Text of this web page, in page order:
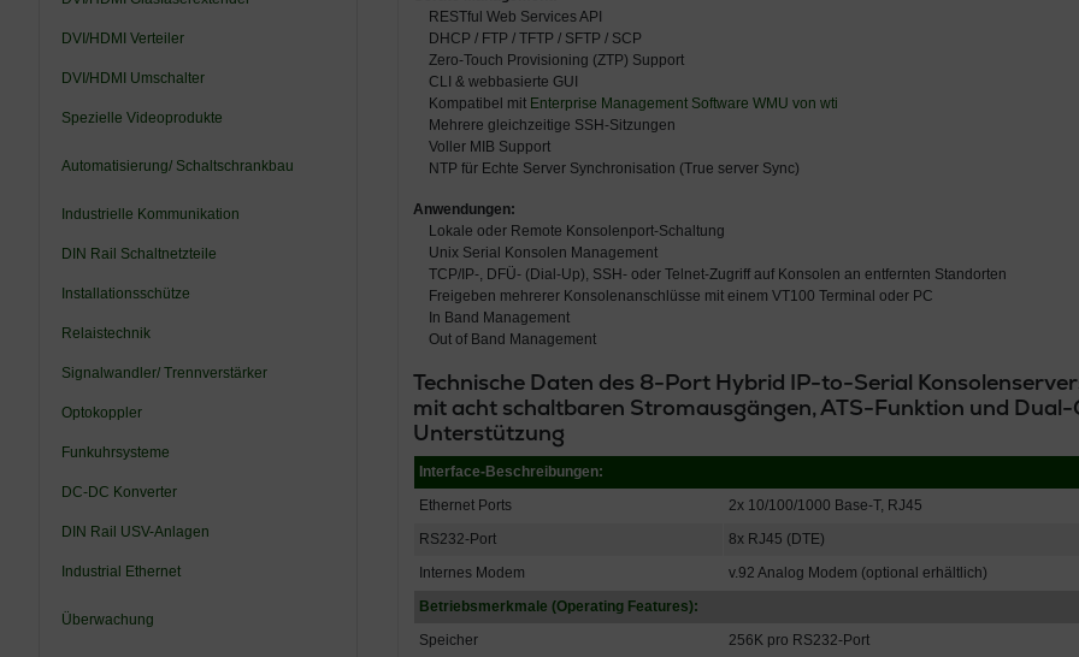
DVI/HDMI Verteiler
DVI/HDMI Umschalter
Spezielle Videoprodukte
Automatisierung/ Schaltschrankbau
Industrielle Kommunikation
DIN Rail Schaltnetzteile
Installationsschütze
Relaistechnik
Signalwandler/ Trennverstärker
Optokoppler
Funkuhrsysteme
DC-DC Konverter
DIN Rail USV-Anlagen
Industrial Ethernet
Überwachung
RESTful Web Services API
DHCP / FTP / TFTP / SFTP / SCP
Zero-Touch Provisioning (ZTP) Support
CLI & webbasierte GUI
Kompatibel mit Enterprise Management Software WMU von wti
Mehrere gleichzeitige SSH-Sitzungen
Voller MIB Support
NTP für Echte Server Synchronisation (True server Sync)
Anwendungen:
Lokale oder Remote Konsolenport-Schaltung
Unix Serial Konsolen Management
TCP/IP-, DFÜ- (Dial-Up), SSH- oder Telnet-Zugriff auf Konsolen an entfernten Standorten
Freigeben mehrerer Konsolenanschlüsse mit einem VT100 Terminal oder PC
In Band Management
Out of Band Management
Technische Daten des 8-Port Hybrid IP-to-Serial
mit acht schaltbaren Stromausgängen, ATS-Funktion und
Unterstützung
Interface-Beschreibungen:
Ethernet Ports
2x 10/100/1000 Base-T, RJ45
RS232-Port
8x RJ45 (DTE)
Internes Modem
v.92 Analog Modem (optional erhältlich)
Betriebsmerkmale (Operating Features):
Speicher
256K pro RS232-Port